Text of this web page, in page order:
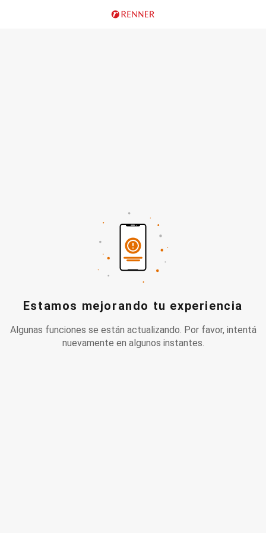
Estamos mejorando tu experiencia
Algunas funciones se están actualizando. Por favor, intentá
nuevamente en algunos instantes.